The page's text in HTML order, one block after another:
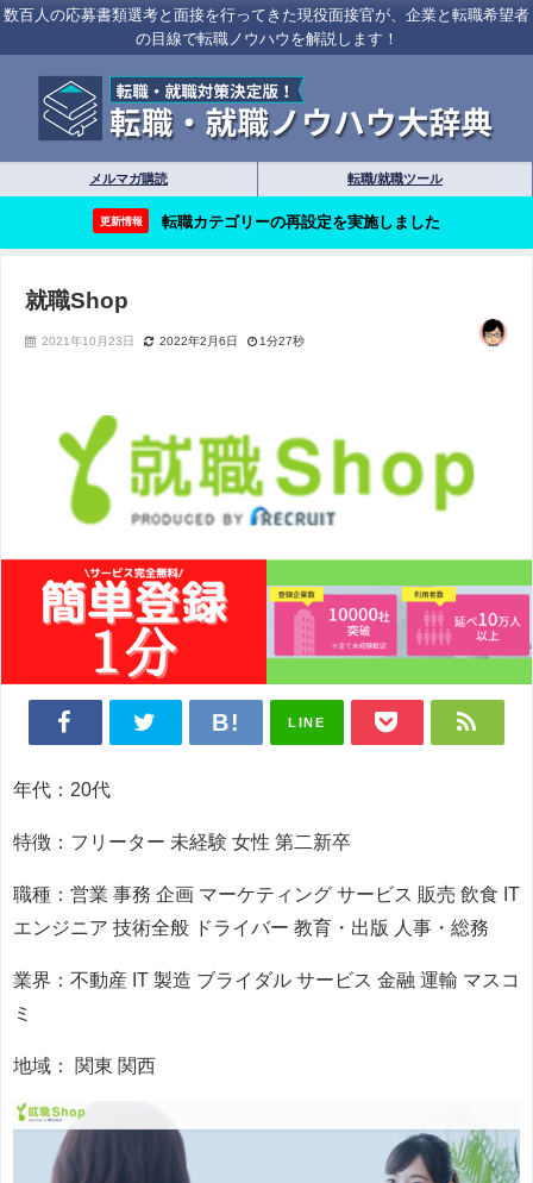
数百人の応募書類選考と面接を行ってきた現役面接官が、企業と転職希望者
の目線で転職ノウハウを解説します！
メルマガ購読 転職/就職ツール
更新情報 転職カテゴリーの再設定を実施しました
就職Shop
2021年10月23日 2022年2月6日 1分27秒
LINE
年代：20代
特徴：フリーター 未経験 女性 第二新卒
職種：営業 事務 企画 マーケティング サービス 販売 飲食 IT
エンジニア 技術全般 ドライバー 教育・出版 人事・総務
業界：不動産 IT 製造 ブライダル サービス 金融 運輸 マスコ
ミ
地域： 関東 関西